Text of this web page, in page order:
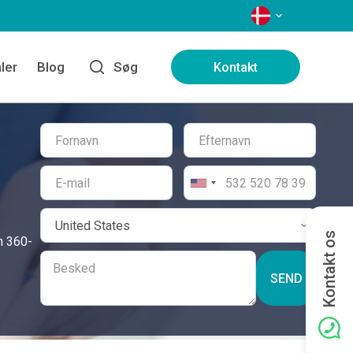
SPROG
Blog Søg Kontakt
360-
SEND Kontakt os